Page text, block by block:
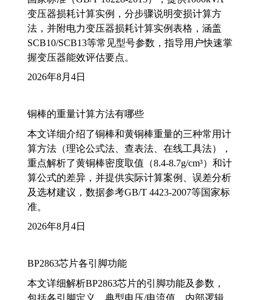
变压器损耗计算实例，分步骤说明变损计算方
法，并附电力变压器损耗计算实例表格，涵盖
SCB10/SCB13等常见型号参数，指导用户快速掌
握变压器能效评估要点。
2026年8月4日
铜棒的重量计算方法有哪些
本文详细介绍了铜棒和黄铜棒重量的三种常用计
算方法（理论公式法、查表法、在线工具法），
重点解析了黄铜棒密度取值（8.4-8.7g/cm³）和计
算公式的差异，并提供实际计算案例、误差分析
及选材建议，数据参考GB/T 4423-2007等国家标
准。
2026年8月4日
BP2863芯片各引脚功能
本文详细解析BP2863芯片的引脚功能及参数，
包括各引脚定义、典型电压/电流值、内部逻辑